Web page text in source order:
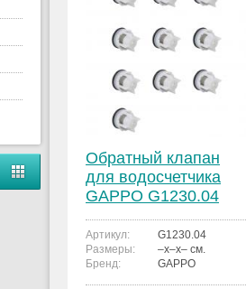
Обратный клапан
для водосчетчика
GAPPO G1230.04
1/2" уп. 10 шт.
Артикул:
G1230.04
Размеры:
–x–x– см.
Бренд:
GAPPO